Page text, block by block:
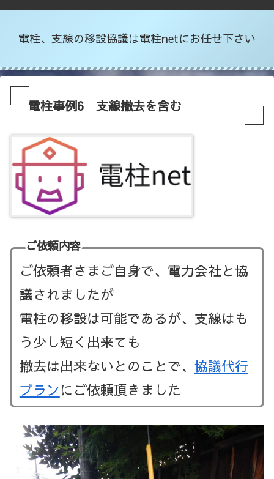
電柱、支線の移設協議は電柱netにお任せ下さい
電柱事例6 支線撤去を含む
ご依頼内容
ご依頼者さまご自身で、電力会社と協
議されましたが
電柱の移設は可能であるが、支線はも
う少し短く出来ても
撤去は出来ないとのことで、 協議代行
プランに ご依頼頂きました